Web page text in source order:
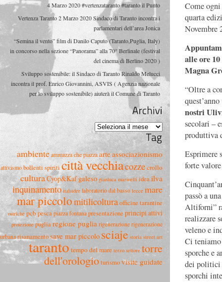
4 Marzo 2020 #vertenzataranto #taranto il Punto
Vertenza Taranto 2 Marzo 2020 Sindaco di Taranto incontra i
parlamentari dell’area Jonica
“Semina il vento” film di Danilo Caputo (Taranto,Puglia, Italy)
in concorso nella sezione “Panorama” alla 70° Berlinale (festival
del cinema di Berlino 2020 )
Sviluppo sostenibile: il Sindaco di Taranto Rinaldo Melucci
incontra il prof. Enrico Giovannini, ASVIS ( Agenzia nazionale
per lo sviluppo sostenibile) aiuterà il Comune di Taranto
Archivi
ambiente ammazza che piazza arteassociazionismo
attivismo bollenti spiriticittà vecchiacozzecrollo
culturaCyop&Kafgaleso gianluca marinelli ideailva
inquinamento italsider laboratorio dal basso lecce mare
mar piccolomitilicolturaofficine tarantine
ostriche pcbpesca piazza fontana presentazioneprincipi attivi
proiezione pugliaregione puglia rigenerazione rigenerazione
urbana risanamentosave mar piccolo sciaje storia street art
taranto tempo del mare terzo settore torre
dell'orologioturismovisite guidate
Come
quarta
Novembre
alle ore
Magna
“Oltre a
nostri
secolari –
produttiva
Esprimere
forte
passò a
Altiforni”
realizzare
veleno e
Ci teniamo
sporche e
dei politici
sporchi